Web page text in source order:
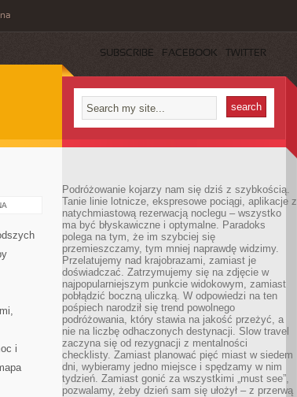
SUBSCRIBE FACEBOOK TWITTER
i
Podróżowanie kojarzy nam się dziś z szybkością.
Tanie linie lotnicze, ekspresowe pociągi, aplikacje z
natychmiastową rezerwacją noclegu – wszystko
ma być błyskawiczne i optymalne. Paradoks
polega na tym, że im szybciej się
przemieszczamy, tym mniej naprawdę widzimy.
Przelatujemy nad krajobrazami, zamiast je
doświadczać. Zatrzymujemy się na zdjęcie w
najpopularniejszym punkcie widokowym, zamiast
pobłądzić boczną uliczką. W odpowiedzi na ten
pośpiech narodził się trend powolnego
podróżowania, który stawia na jakość przeżyć, a
nie na liczbę odhaczonych destynacji. Slow travel
zaczyna się od rezygnacji z mentalności
checklisty. Zamiast planować pięć miast w siedem
dni, wybieramy jedno miejsce i spędzamy w nim
tydzień. Zamiast gonić za wszystkimi „must see”,
pozwalamy, żeby dzień sam się ułożył – z przerwą